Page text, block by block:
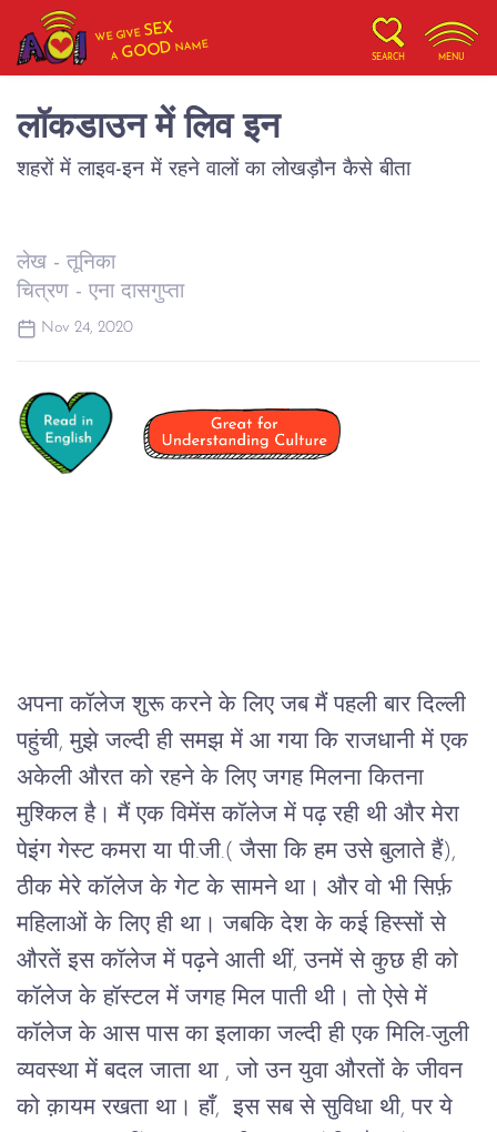
WE GIVESEX
AGOOD NAME
SEARCH MENU
लॉकडाउन में लिव इन
शहरों में लाइव-इन में रहने वालों का लोखड़ौन कैसे बीता
लेख - तूनिका
चित्रण - एना दासगुप्ता
Nov 24, 2020
अपना कॉलेज शुरू करने के लिए जब मैं पहली बार दिल्ली
पहुंची, मुझे जल्दी ही समझ में आ गया कि राजधानी में एक
अकेली औरत को रहने के लिए जगह मिलना कितना
मुश्किल है। मैं एक विमेंस कॉलेज में पढ़ रही थी और मेरा
पेइंग गेस्ट कमरा या पी.जी.( जैसा कि हम उसे बुलाते हैं),
ठीक मेरे कॉलेज के गेट के सामने था। और वो भी सिर्फ़
महिलाओं के लिए ही था। जबकि देश के कई हिस्सों से
औरतें इस कॉलेज में पढ़ने आती थीं, उनमें से कुछ ही को
कॉलेज के हॉस्टल में जगह मिल पाती थी। तो ऐसे में
कॉलेज के आस पास का इलाका जल्दी ही एक मिलि-जुली
व्यवस्था में बदल जाता था , जो उन युवा औरतों के जीवन
को क़ायम रखता था। हाँ,  इस सब से सुविधा थी, पर ये